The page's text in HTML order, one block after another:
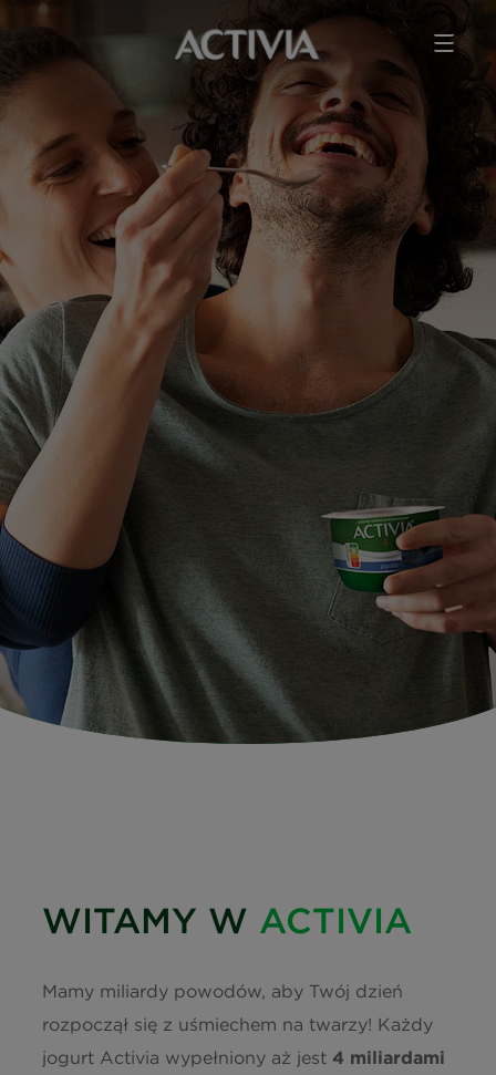
WITAMY W ACTIVIA
Mamy miliardy powodów, aby Twój dzień
rozpoczął się z uśmiechem na twarzy! Każdy
jogurt Activia wypełniony aż jest 4 miliardami